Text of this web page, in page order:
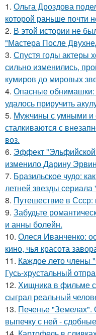
1. Ольга Дроздова
которой раньше почти
2. В этой истории не
"Мастера После
3. Спустя годы актеры
сильно изменились,
кумиров до мировых
4. Опасные обнимашки:
удалось приручить
5. Мужчины с умными и
сталкиваются с
воз.
6. Эффект
изменило Дарину
7. Бразильское чудо:
летней звезды
8. Путешествие в
9. Забудьте
и анны болейн.
10. Олеся Иванченко:
кино, чья красота
11. Каждое лето члены
Гусь-хрустальный
12. Хищника в фильме
сыграл реальный
13. Печенье "Земелах".
выпечку с ней -